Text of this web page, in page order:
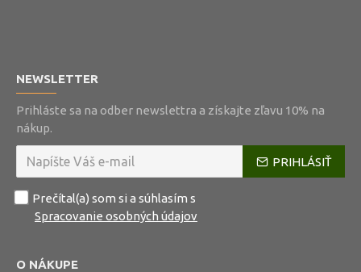
NEWSLETTER
Prihláste sa na odber newslettra a získajte zľavu 10% na
nákup.
PRIHLÁSIŤ
Prečítal(a) som si a súhlasím s
Spracovanie osobných údajov
O NÁKUPE